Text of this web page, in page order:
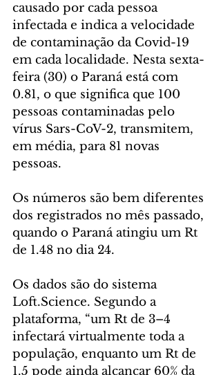
causado por cada pessoa
infectada e indica a velocidade
de contaminação da Covid-19
em cada localidade. Nesta sexta-
feira (30) o Paraná está com
0.81, o que significa que 100
pessoas contaminadas pelo
vírus Sars-CoV-2, transmitem,
em média, para 81 novas
pessoas.
Os números são bem diferentes
dos registrados no mês passado,
quando o Paraná atingiu um Rt
de 1.48 no dia 24.
Os dados são do sistema
Loft.Science. Segundo a
plataforma, “um Rt de 3–4
infectará virtualmente toda a
população, enquanto um Rt de
1.5 pode ainda alcançar 60% da